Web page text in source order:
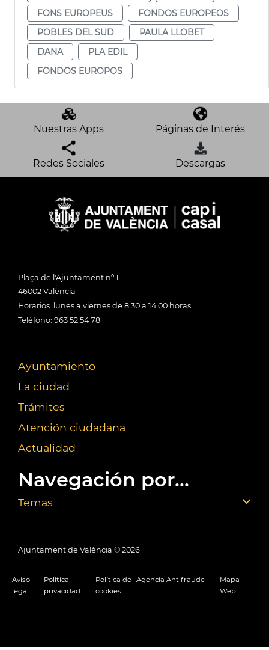
FONS EUROPEUS
FONDOS EUROPEOS
POBLES DEL SUD
PAULA LLOBET
DANA
PLA EDIL
FONDOS EUROPOS
Nuestras Apps Páginas de Interés
Redes Sociales Descargas
Plaça de l'Ajuntament nº 1
46002 València
Horarios: lunes a viernes de 8:30 a 14:00 horas
Teléfono: 963 52 54 78
Ayuntamiento
La ciudad
Trámites
Atención ciudadana
Actualidad
Navegación por...
Temas
Ajuntament de València © 2026
Aviso
legal
Política
privacidad
Política de
cookies
Agencia Antifraude
Mapa
Web